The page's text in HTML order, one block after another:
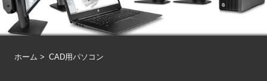
ホーム > CAD用パソコン